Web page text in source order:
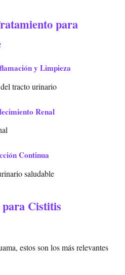
para
y Limpieza
tracto urinario
Renal
Continua
saludable
Cistitis
estos son los más relevantes